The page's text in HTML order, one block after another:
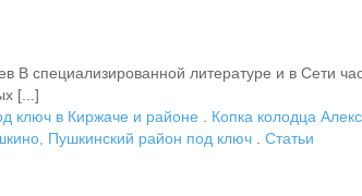
В специализированной литературе и в Сети
[...]
ключ в Киржаче и районе Копка колодца
Пушкинский район под ключ Статьи